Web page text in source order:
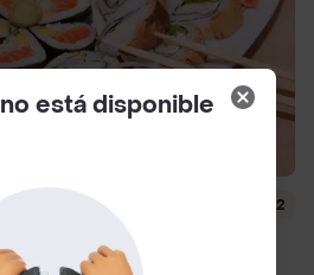
4.2
está disponible